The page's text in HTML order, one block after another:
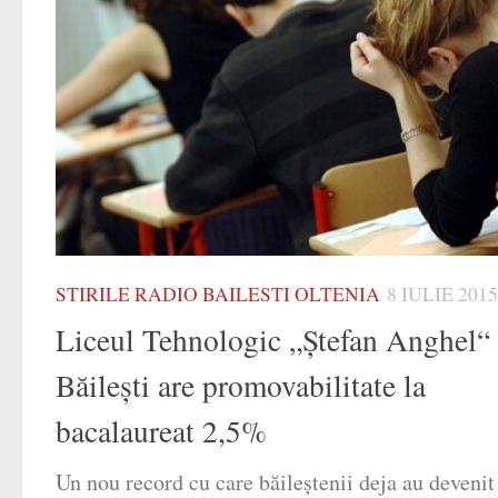
STIRILE RADIO BAILESTI OLTENIA 8 IULIE 2015
Liceul Tehnologic „Ștefan
Băilești are promovabilitate la
bacalaureat 2,5%
Un nou record cu care băileștenii deja au devenit